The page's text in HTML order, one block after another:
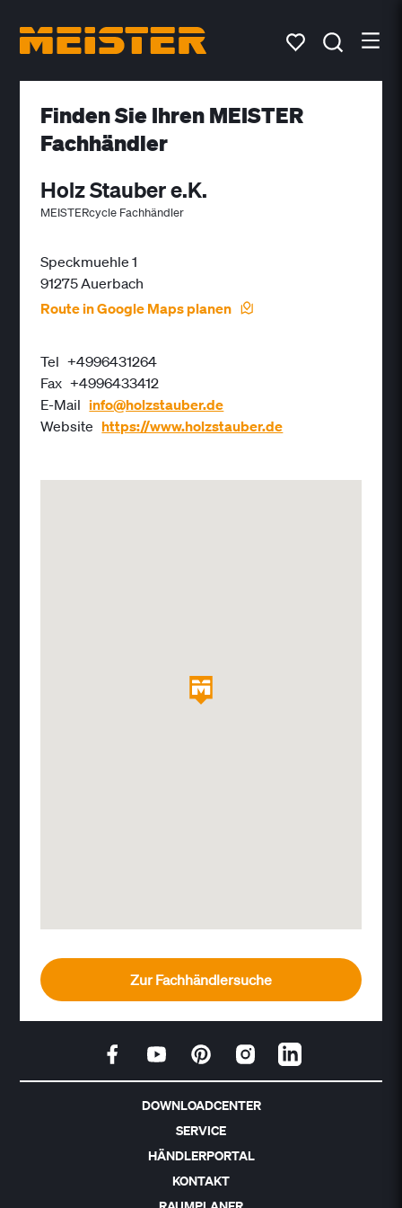
Finden Sie Ihren MEISTER
Fachhändler
Holz Stauber e.K.
MEISTERcycle Fachhändler
Speckmuehle 1
91275 Auerbach
Route in Google Maps planen
Tel +4996431264
Fax +4996433412
E-Mail info@holzstauber.de
Website https://www.holzstauber.de
Zur Fachhändlersuche
DOWNLOADCENTER
SERVICE
HÄNDLERPORTAL
KONTAKT